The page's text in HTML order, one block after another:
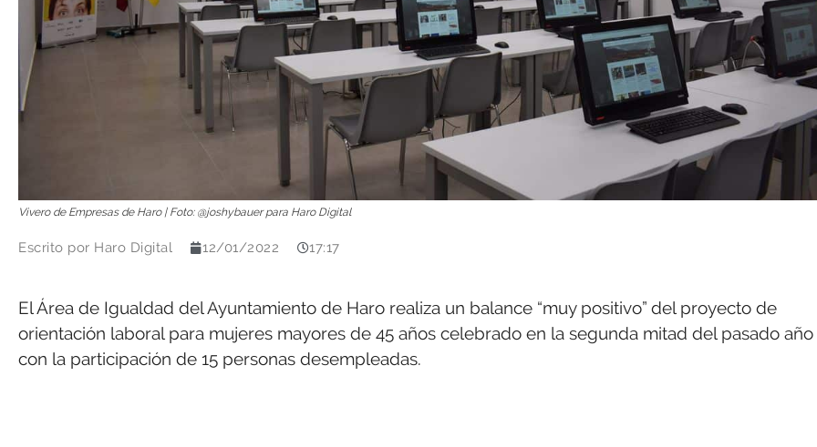
Vivero de Empresas de Haro | Foto: @joshybauer para Haro Digital
Escrito por Haro Digital 12/01/2022 17:17
El Área de Igualdad del Ayuntamiento de Haro realiza un balance “muy positivo” del proyecto de
orientación laboral para mujeres mayores de 45 años celebrado en la segunda mitad del pasado año
con la participación de 15 personas desempleadas.